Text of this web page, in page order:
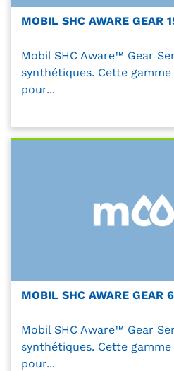
MOBIL SHC AWARE GEAR
Mobil SHC Aware™ Gear
synthétiques. Cette
pour...
MOBIL SHC AWARE GEAR
Mobil SHC Aware™ Gear
synthétiques. Cette
pour...